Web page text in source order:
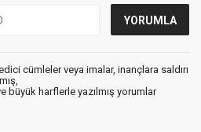
cümleler veya imalar, inançlara saldırı
büyük harflerle yazılmış yorumlar